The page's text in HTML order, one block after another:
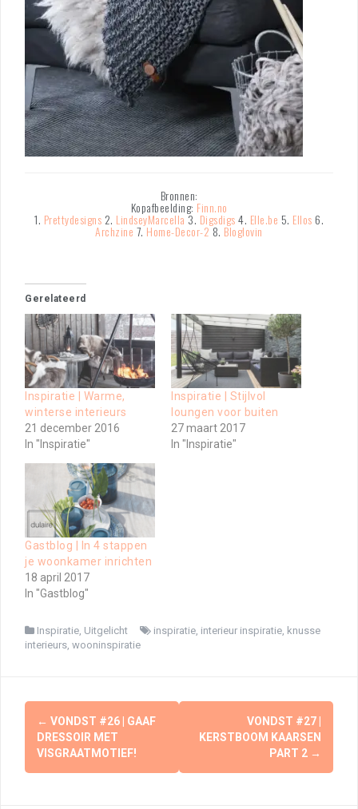
Bronnen:
Kopafbeelding: Finn.no
1. Prettydesigns 2. LindseyMarcella3. Digsdigs4. Elle.be 5. Ellos 6.
Archzine 7.Home-Decor-28. Bloglovin
Gerelateerd
Inspiratie | Warme,
winterse interieurs
21 december 2016
In "Inspiratie"
Inspiratie | Stijlvol
loungen voor buiten
27 maart 2017
In "Inspiratie"
Gastblog | In 4 stappen
je woonkamer inrichten
18 april 2017
In "Gastblog"
Inspiratie Uitgelicht inspiratie interieur inspiratie knusse
interieurs wooninspiratie
Berichtnavigatie
← VONDST #26 | GAAF
DRESSOIR MET
VISGRAATMOTIEF!
VONDST #27 |
KERSTBOOM KAARSEN
PART 2 →